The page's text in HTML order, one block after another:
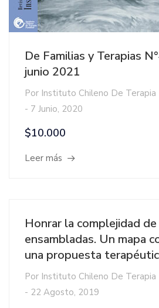
De Familias y Terapias
junio 2021
Por Instituto Chileno De Terapia
- 7 Junio, 2020
$10.000
Leer más
Honrar la complejidad
ensambladas. Un mapa
una propuesta
Por Instituto Chileno De Terapia
- 22 Agosto, 2019